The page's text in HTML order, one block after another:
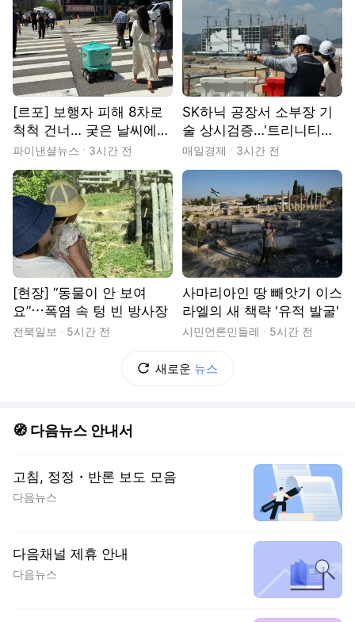
[르포] 보행자 피해 8차로
척척 건너… 궂은 날씨에도
지연없이 배달
파이낸셜뉴스 3시간 전
SK하닉 공장서 소부장 기
술 상시검증…'트리니티팹'
내년 완공
매일경제 3시간 전
[현장] “동물이 안 보여
요”⋯폭염 속 텅 빈 방사장
전북일보 5시간 전
사마리아인 땅 빼앗기 이스
라엘의 새 책략 '유적 발굴'
시민언론민들레 5시간 전
새로운 뉴스
🧭 다음뉴스 안내서
고침, 정정・반론 보도 모음
다음뉴스
다음채널 제휴 안내
다음뉴스